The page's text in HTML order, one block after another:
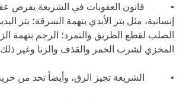
• قانون العقوبات في الشريعة يفرض
إنسانية، مثل بتر الأيدي بتهمة السرقة؛ بتر
الصلب لقطع الطريق والتمرد؛ الرجم بتهمة
المخزي لشرب الخمر والقذف والزنا وغير
• الشريعة تجيز الرق، وأيضاً تحد من حرية